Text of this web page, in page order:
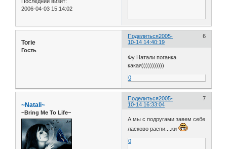
Последний визит:
2006-04-03 15:14:02
Поделиться 6
2005-
10-14 14:40:19
Torie
Гость
Фу Натали поганка
какая)))))))))))
0
Поделиться 7
2005-
10-14 16:33:04
~Natali~
~Bring Me To Life~
А мы с подругами завем себе
ласково распи....ки
0